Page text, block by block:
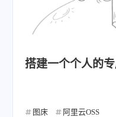
搭建一个个人的
图床 阿里云OSS